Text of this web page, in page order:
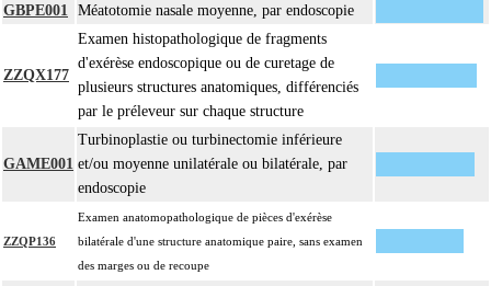
GBPE001 Méatotomie nasale moyenne, par endoscopie
ZZQX177
Examen histopathologique de fragments
d'exérèse endoscopique ou de curetage de
plusieurs structures anatomiques, différenciés
par le préleveur sur chaque structure
GAME001
Turbinoplastie ou turbinectomie inférieure
et/ou moyenne unilatérale ou bilatérale, par
endoscopie
ZZQP136
Examen anatomopathologique de pièces d'exérèse
bilatérale d'une structure anatomique paire, sans examen
des marges ou de recoupe